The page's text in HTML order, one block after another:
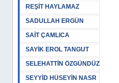
REŞİT HAYLAMAZ
SADULLAH ERGÜN
SAİT ÇAMLICA
SAYİK EROL TANGUT
SELEHATTİN ÖZGÜNDÜZ
SEYYİD HÜSEYİN NASR